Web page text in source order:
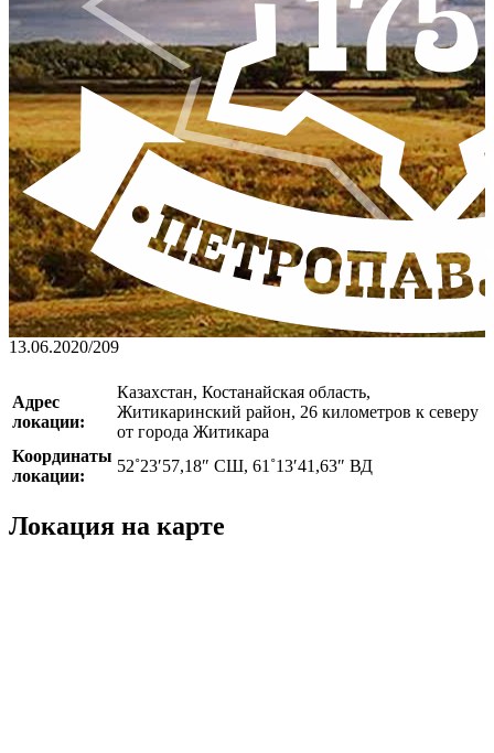
13.06.2020/209
Адрес
локации:
Казахстан, Костанайская область,
Житикаринский район, 26 километров к северу
от города Житикара
Координаты
локации:
52˚23′57,18″ СШ, 61˚13′41,63″ ВД
Локация на карте